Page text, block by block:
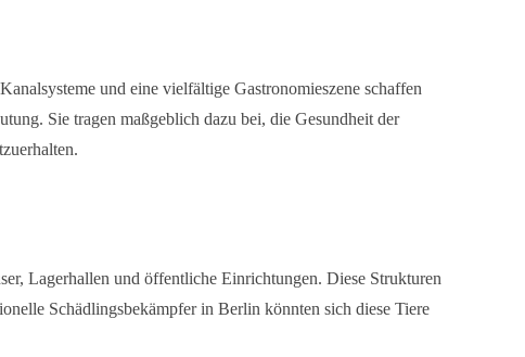
und eine vielfältige Gastronomieszene schaffen
Sie tragen maßgeblich dazu bei, die Gesundheit der
Lagerhallen und öffentliche Einrichtungen. Diese Strukturen
Schädlingsbekämpfer in Berlin könnten sich diese Tiere